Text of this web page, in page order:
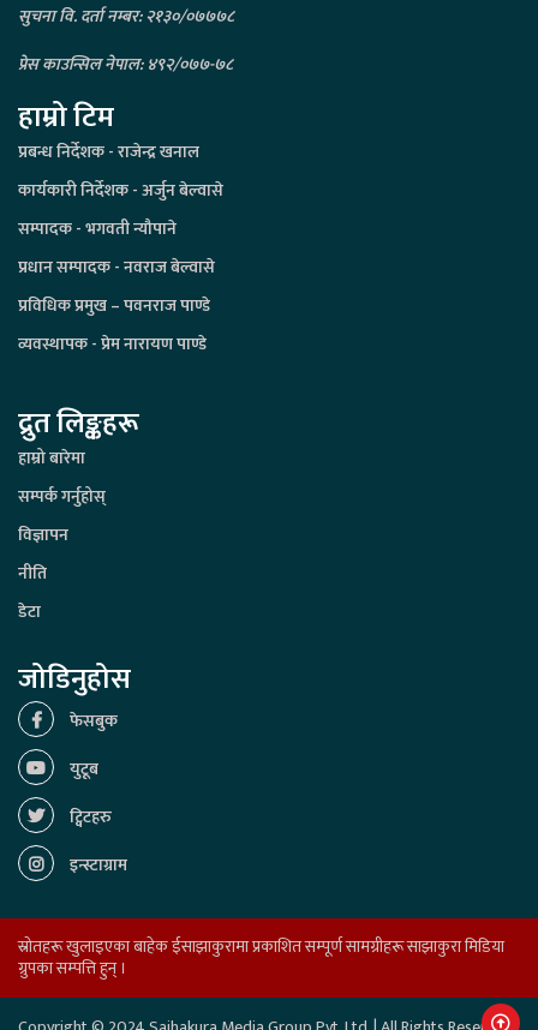
सुचना वि. दर्ता नम्बर: २१३०/०७७७८
प्रेस काउन्सिल नेपाल: ४९२/०७७-७८
हाम्रो टिम
प्रबन्ध निर्देशक - राजेन्द्र खनाल
कार्यकारी निर्देशक - अर्जुन बेल्वासे
सम्पादक - भगवती न्यौपाने
प्रधान सम्पादक - नवराज बेल्वासे
प्रविधिक प्रमुख – पवनराज पाण्डे
व्यवस्थापक - प्रेम नारायण पाण्डे
द्रुत लिङ्कहरू
हाम्रो बारेमा
सम्पर्क गर्नुहोस्
विज्ञापन
नीति
डेटा
जोडिनुहोस
फेसबुक
युटूब
ट्विटहरु
इन्स्टाग्राम
स्रोतहरू खुलाइएका बाहेक ईसाझाकुरामा प्रकाशित सम्पूर्ण सामग्रीहरू साझाकुरा मिडिया
ग्रुपका सम्पत्ति हुन् ।